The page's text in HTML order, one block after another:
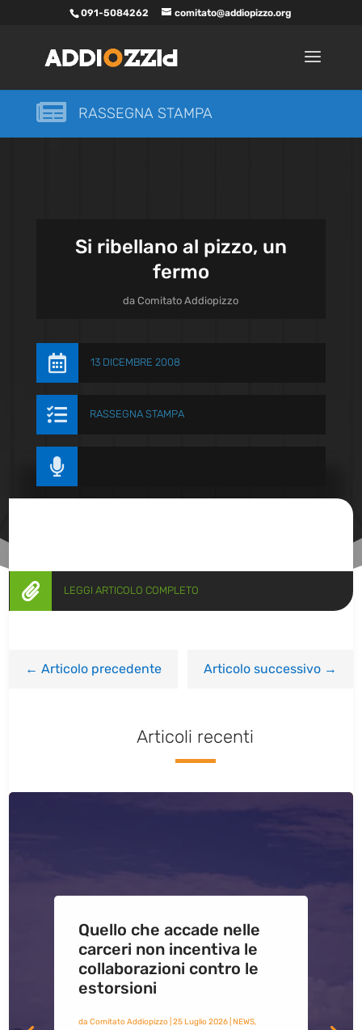
091-5084262 comitato@addiopizzo.org
 RASSEGNA STAMPA
Si ribellano al pizzo, un
fermo
daComitato Addiopizzo
 13 DICEMBRE 2008
 RASSEGNA STAMPA

 LEGGI ARTICOLO COMPLETO
←Articolo precedente Articolo successivo→
Articoli recenti
Quello che accade nelle
carceri non incentiva le
collaborazioni contro le
estorsioni
da Comitato Addiopizzo| 25 Luglio 2026| NEWS,